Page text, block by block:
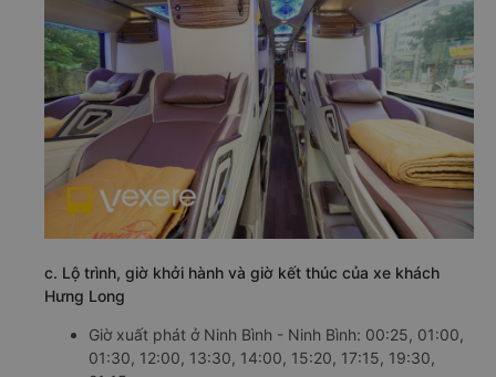
c. Lộ trình, giờ khởi hành và giờ kết thúc của xe khách
Hưng Long
Giờ xuất phát ở Ninh Bình - Ninh Bình: 00:25, 01:00,
01:30, 12:00, 13:30, 14:00, 15:20, 17:15, 19:30,